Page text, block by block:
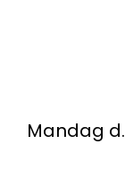
Mandag d.